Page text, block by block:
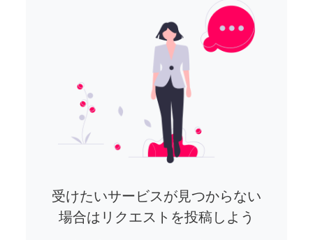
受けたいサービスが見つからない
場合はリクエストを投稿しよう